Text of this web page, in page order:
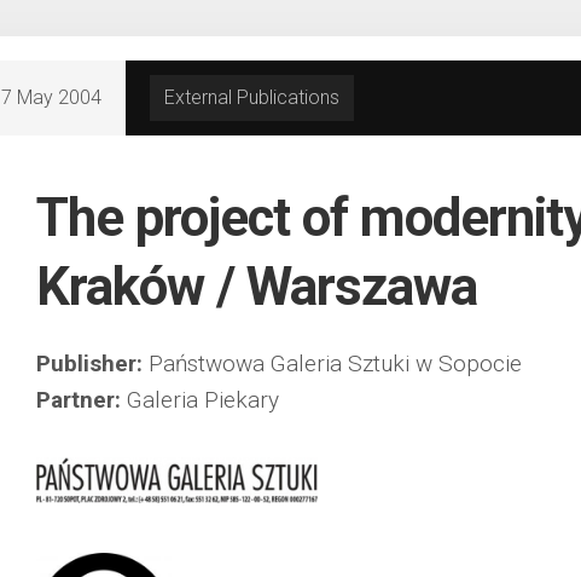
7 May 2004 External Publications
The project of
Kraków / Warszawa
Publisher: Państwowa Galeria Sztuki w Sopocie
Partner: Galeria Piekary